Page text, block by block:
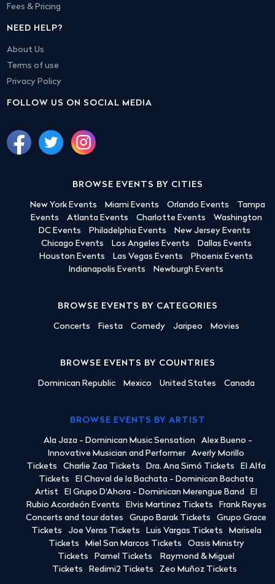
Fees & Pricing
NEED HELP?
About Us
Terms of use
Privacy Policy
FOLLOW US ON SOCIAL MEDIA
BROWSE EVENTS BY CITIES
New York Events Miami Events Orlando Events
Tampa
Events
Atlanta Events Charlotte Events
Washington
DC Events
Philadelphia Events
New Jersey Events
Chicago Events
Los Angeles Events
Dallas Events
Houston Events
Las Vegas Events
Phoenix Events
Indianapolis Events
Newburgh Events
BROWSE EVENTS BY CATEGORIES
Concerts Fiesta Comedy Jaripeo Movies
BROWSE EVENTS BY COUNTRIES
Dominican Republic Mexico United States Canada
BROWSE EVENTS BY ARTIST
Ala Jaza - Dominican Music Sensation
Alex Bueno -
Innovative Musician and Performer
Averly Morillo
Tickets
Charlie Zaa Tickets Dra. Ana Simó Tickets
El Alfa
Tickets
El Chaval de la Bachata - Dominican Bachata
Artist
El Grupo D'Ahora - Dominican Merengue Band
El
Rubio Acordeón Events
Elvis Martinez Tickets
Frank Reyes
Concerts and tour dates
Grupo Barak Tickets
Grupo Grace
Tickets
Joe Veras Tickets Luis Vargas Tickets
Marisela
Tickets
Miel San Marcos Tickets
Oasis Ministry
Tickets
Pamel Tickets
Raymond & Miguel
Tickets
Redimi2 Tickets Zeo Muñoz Tickets